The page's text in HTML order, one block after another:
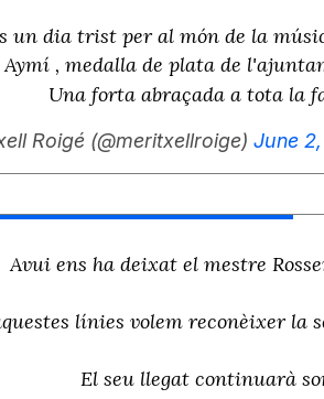
un dia trist per al món de la
Aymí , medalla de plata de
Una forta abraçada a tota la
Roigé (@meritxellroige) June
Avui ens ha deixat el mestre
línies volem reconèixer la
El seu llegat continuarà